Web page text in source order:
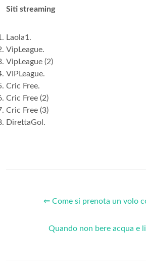
Siti streaming
Laola1.
VipLeague.
VipLeague (2)
VIPLeague.
Cric Free.
Cric Free (2)
Cric Free (3)
DirettaGol.
⇐ Come si prenota un volo
Quando non bere acqua e